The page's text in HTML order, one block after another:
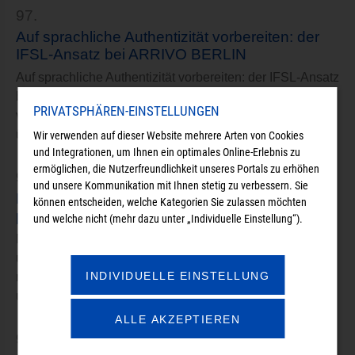
97.
Auf sprachliche Authentizität vorbereiten: der
IFSL-Ansatz bei ARRIVO BERLIN
Auf sprachliche Authentizität vorbereiten: der IFSL-Ansatz
verschiedene ARRIVO BERLIN Teilprojekte, um sich
über die Möglichkeiten des Integrierten…
98.
Mehr als „der, die, das“: Spracherwerb als
persönliche und soziale Daueraufgabe
und soziale DaueraufgabeWer eine neue Sprache lernen
muss, braucht starke Nerven, ein offenes soziales Umfeld
und die Fähigkeit, persönliche…
PRIVATSPHÄREN-EINSTELLUNGEN
Wir verwenden auf dieser Website mehrere Arten von Cookies
und Integrationen, um Ihnen ein optimales Online-Erlebnis zu
ermöglichen, die Nutzerfreundlichkeit unseres Portals zu erhöhen
und unsere Kommunikation mit Ihnen stetig zu verbessern. Sie
können entscheiden, welche Kategorien Sie zulassen möchten
und welche nicht (mehr dazu unter „Individuelle Einstellung“).
INDIVIDUELLE EINSTELLUNG
ALLE AKZEPTIEREN